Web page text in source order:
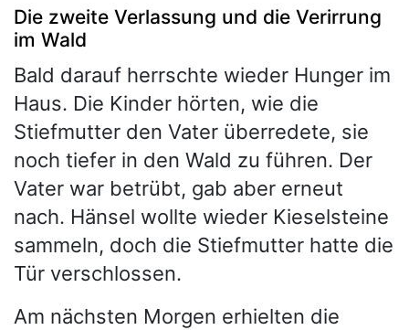
Die zweite Verlassung und die Verirrung
im Wald
Bald darauf herrschte wieder Hunger im
Haus. Die Kinder hörten, wie die
Stiefmutter den Vater überredete, sie
noch tiefer in den Wald zu führen. Der
Vater war betrübt, gab aber erneut
nach. Hänsel wollte wieder Kieselsteine
sammeln, doch die Stiefmutter hatte die
Tür verschlossen.
Am nächsten Morgen erhielten die